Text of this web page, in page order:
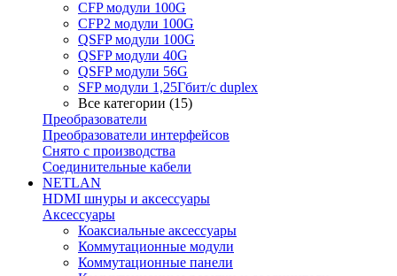
CFP модули 100G
CFP2 модули 100G
QSFP модули 100G
QSFP модули 40G
QSFP модули 56G
SFP модули 1,25Гбит/с duplex
Все категории (15)
Преобразователи
Преобразователи интерфейсов
Снято с производства
Соединительные кабели
NETLAN
HDMI шнуры и аксессуары
Аксессуары
Коаксиальные аксессуары
Коммутационные модули
Коммутационные панели